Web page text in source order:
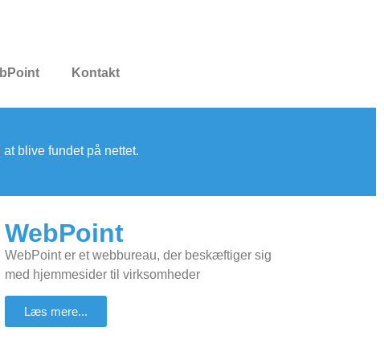
Kontakt
blive fundet på nettet.
WebPoint
WebPoint er et webbureau, der beskæftiger sig
med hjemmesider til virksomheder
Læs mere...